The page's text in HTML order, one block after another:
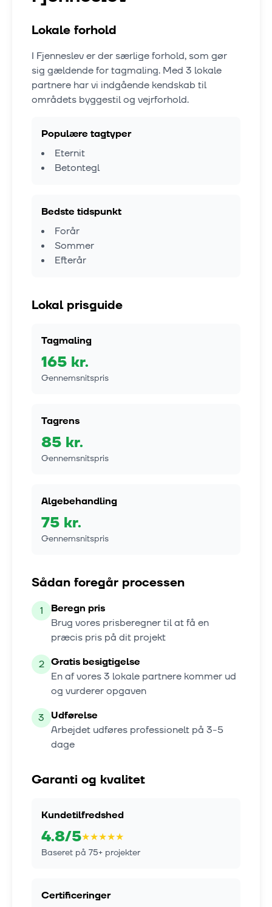
Lokale forhold
I Fjenneslever der særlige forhold, som gør
sig gældende for tagmaling. Med 3 lokale
partnere har vi indgående kendskab til
områdets byggestil og vejrforhold.
Populære tagtyper
Eternit
Betontegl
Bedste tidspunkt
Forår
Sommer
Efterår
Lokal prisguide
Tagmaling
165 kr.
Gennemsnitspris
Tagrens
85 kr.
Gennemsnitspris
Algebehandling
75 kr.
Gennemsnitspris
Sådan foregår processen
1
Beregn pris
Brug vores prisberegner til at få en
præcis pris på dit projekt
2 Gratis besigtigelse
En af vores3 lokale partnere kommer ud
og vurderer opgaven
3 Udførelse
Arbejdet udføres professionelt på 3-5
dage
Garanti og kvalitet
Kundetilfredshed
4.8/5★★★★★
Baseret på 75+ projekter
Certificeringer